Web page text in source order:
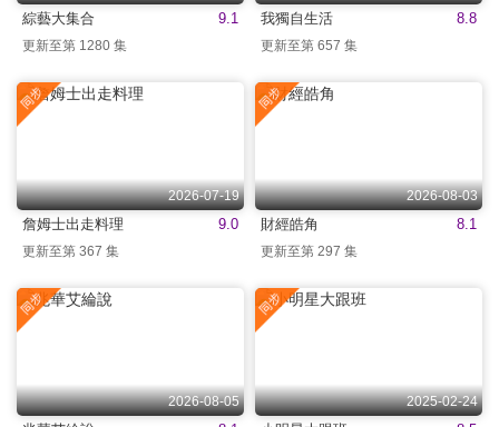
9.1
綜藝大集合
更新至第 1280 集
8.8
我獨自生活
更新至第 657 集
2026-07-19
9.0
詹姆士出走料理
更新至第 367 集
2026-08-03
8.1
財經皓角
更新至第 297 集
2026-08-05 2025-02-24